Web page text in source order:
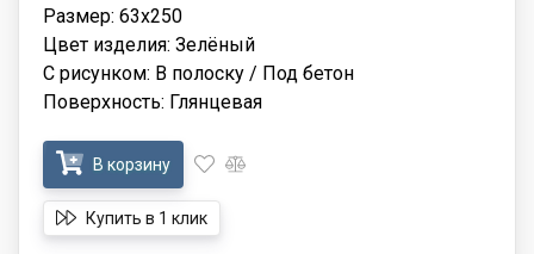
Размер: 63x250
Цвет изделия: Зелёный
С рисунком: В полоску / Под бетон
Поверхность: Глянцевая
В корзину
Купить в 1 клик